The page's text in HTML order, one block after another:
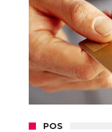
POS